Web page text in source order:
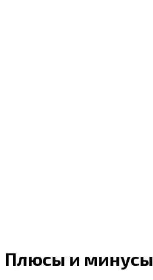
Плюсы и минусы